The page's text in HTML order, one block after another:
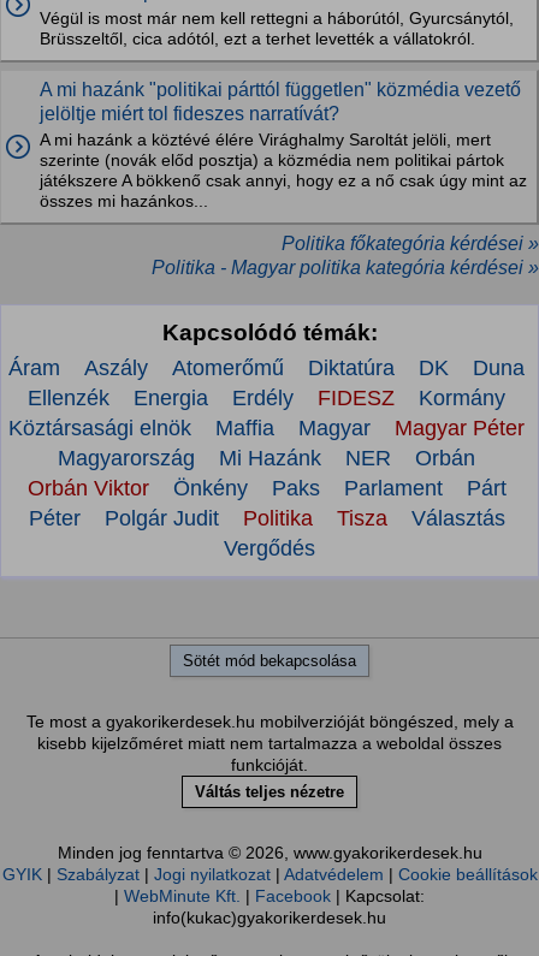
Végül is most már nem kell rettegni a háborútól, Gyurcsánytól,
Brüsszeltől, cica adótól, ezt a terhet levették a vállatokról.
A mi hazánk "politikai párttól független" közmédia vezető
jelöltje miért tol fideszes narratívát?
A mi hazánk a köztévé élére Virághalmy Saroltát jelöli, mert
szerinte (novák előd posztja) a közmédia nem politikai pártok
játékszere A bökkenő csak annyi, hogy ez a nő csak úgy mint az
összes mi hazánkos...
Politika főkategória kérdései »
Politika - Magyar politika kategória kérdései »
Kapcsolódó témák:
Áram Aszály Atomerőmű Diktatúra DK
Duna
Ellenzék
Energia Erdély FIDESZ
Kormány
Köztársasági elnök
Maffia Magyar
Magyar Péter
Magyarország
Mi Hazánk NER
Orbán
Orbán Viktor
Önkény Paks Parlament
Párt
Péter
Polgár Judit Politika Tisza
Választás
Vergődés
Sötét mód bekapcsolása
Te most a gyakorikerdesek.hu mobilverzióját böngészed, mely a
kisebb kijelzőméret miatt nem tartalmazza a weboldal összes
funkcióját.
Váltás teljes nézetre
Minden jog fenntartva © 2026, www.gyakorikerdesek.hu
GYIK| Szabályzat| Jogi nyilatkozat| Adatvédelem | Cookie beállítások
| WebMinute Kft. | Facebook | Kapcsolat:
info(kukac)gyakorikerdesek.hu